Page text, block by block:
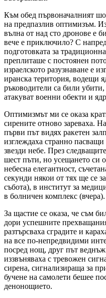
Към обед първоначалният
на предпазлив оптимизъм.
вълна от над сто дронове е
вече е приключило? С
подготовката за
преплиташе с постоянен
израелското разузнаване е
иранска територия, водещи
ръководители са били
атакуват военни обекти и
Оптимизмът ми се оказа
сирените отново зареваха.
първи път видях ракетен
изглеждаха странно
звезди небе. През
шест пъти, но усещането си
небесна елегантност,
секунди някои от тях ще се
събота), в институт за
в болничен комплекс (вчера).
За щастие се оказа, че съм
дори успешните
разтърсваха сградите и
на все по-непредвидими
посред нощ, друг път
иззвъняваха с тревожен
сирена, сигнализираща за
бучене на самолети бешее
денонощието.